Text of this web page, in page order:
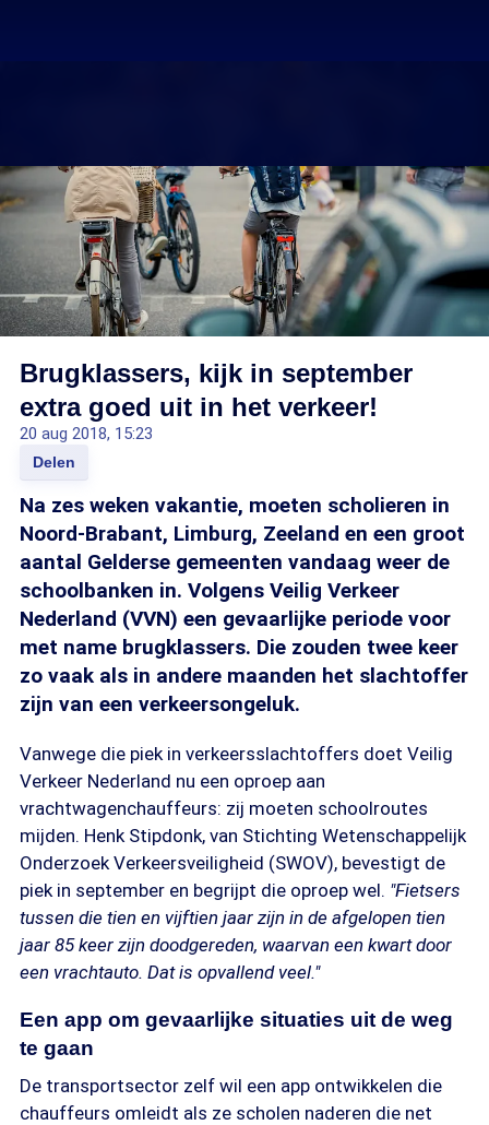
Brugklassers, kijk in september
extra goed uit in het verkeer!
20 aug 2018, 15:23
Delen
Na zes weken vakantie, moeten scholieren in
Noord-Brabant, Limburg, Zeeland en een groot
aantal Gelderse gemeenten vandaag weer de
schoolbanken in. Volgens Veilig Verkeer
Nederland (VVN) een gevaarlijke periode voor
met name brugklassers. Die zouden twee keer
zo vaak als in andere maanden het slachtoffer
zijn van een verkeersongeluk.
Vanwege die piek in verkeersslachtoffers doet Veilig
Verkeer Nederland nu een oproep aan
vrachtwagenchauffeurs: zij moeten schoolroutes
mijden. Henk Stipdonk, van Stichting Wetenschappelijk
Onderzoek Verkeersveiligheid (SWOV), bevestigt de
piek in september en begrijpt die oproep wel. "Fietsers
tussen die tien en vijftien jaar zijn in de afgelopen tien
jaar 85 keer zijn doodgereden, waarvan een kwart door
een vrachtauto. Dat is opvallend veel."
Een app om gevaarlijke situaties uit de weg
te gaan
De transportsector zelf wil een app ontwikkelen die
chauffeurs omleidt als ze scholen naderen die net